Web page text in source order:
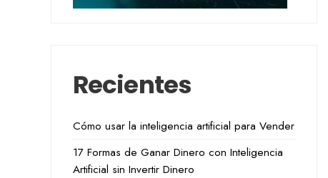
Recientes
Cómo usar la inteligencia artificial para Vender
17 Formas de Ganar Dinero con Inteligencia
Artificial sin Invertir Dinero